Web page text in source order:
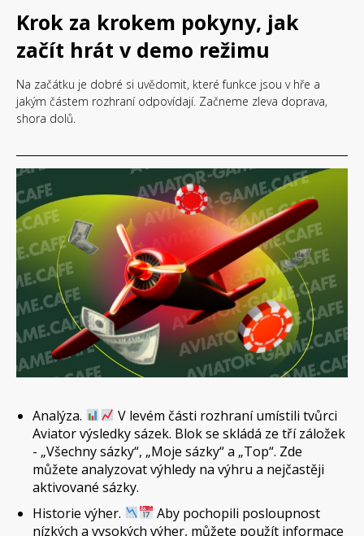
Krok za krokem pokyny, jak
začít hrát v demo režimu
Na začátku je dobré si uvědomit, které funkce jsou v hře a
jakým částem rozhraní odpovídají. Začneme zleva doprava,
shora dolů.
Analýza.
V levém části rozhraní umístili tvůrci
Aviator výsledky sázek. Blok se skládá ze tří záložek
- „Všechny sázky“, „Moje sázky“ a „Top“. Zde
můžete analyzovat výhledy na výhru a nejčastěji
aktivované sázky.
Historie výher.
Aby pochopili posloupnost
nízkých a vysokých výher, můžete použít informace